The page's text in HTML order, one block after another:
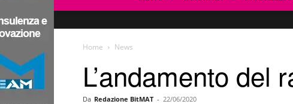
Home News
L’andamento del
Da Redazione BitMAT - 22/06/2020